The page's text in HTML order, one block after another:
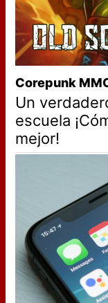
Corepunk
Un
escuela
mejor!